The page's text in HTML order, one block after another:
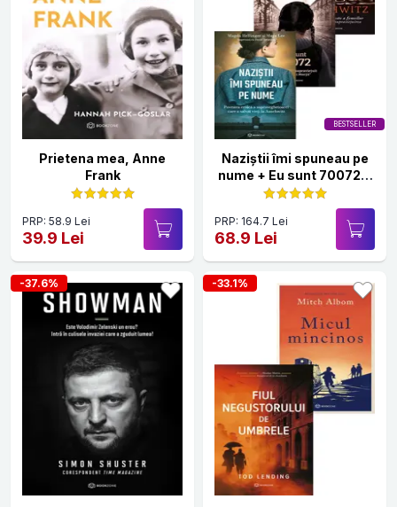
Prietena mea, Anne
Frank
PRP: 58.9 Lei
39.9 Lei
BESTSELLER
Naziștii îmi spuneau pe
nume + Eu sunt 70072 +
Croitoresele de la
PRP: 164.7 Lei
68.9 Lei
-37.6% -33.1%